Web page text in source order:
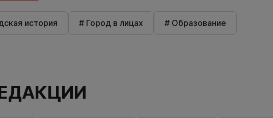
история # Город в лицах # Образование